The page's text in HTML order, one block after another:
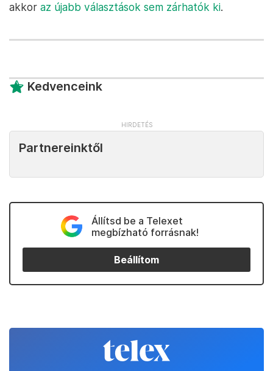
akkor az újabb választások sem zárhatók ki.
Kedvenceink
Partnereinktől
Állítsd be a Telexet
megbízható forrásnak!
Beállítom